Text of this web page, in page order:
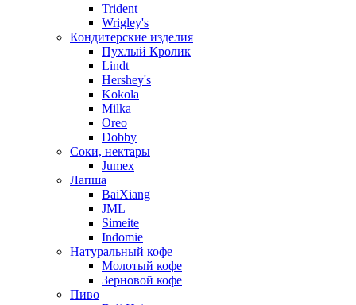
Trident
Wrigley's
Кондитерские изделия
Пухлый Кролик
Lindt
Hershey's
Kokola
Milka
Oreo
Dobby
Соки, нектары
Jumex
Лапша
BaiXiang
JML
Simeite
Indomie
Натуральный кофе
Молотый кофе
Зерновой кофе
Пиво